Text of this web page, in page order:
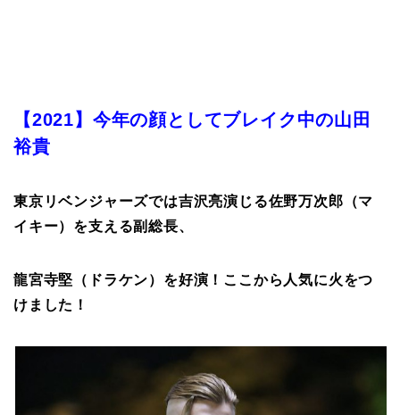
【2021】今年の顔としてブレイク中の山田
裕貴
東京リベンジャーズでは吉沢亮演じる佐野万次郎（マ
イキー）を支える副総長、
龍宮寺堅（ドラケン）を好演！ここから人気に火をつ
けました！